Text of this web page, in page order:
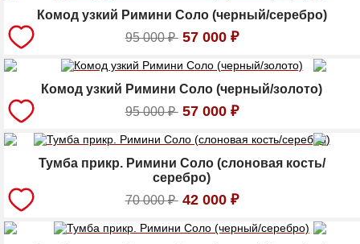
Комод узкий Римини Соло (черный/серебро)
95 000₽ 57 000 ₽
Комод узкий Римини Соло (черный/золото)
95 000₽ 57 000 ₽
Тумба прикр. Римини Соло (слоновая кость/
серебро)
70 000₽ 42 000 ₽